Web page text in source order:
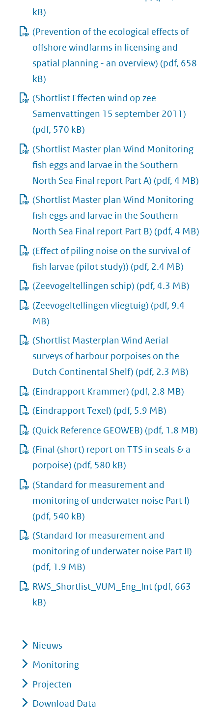
kB)
(Prevention of the ecological effects of
offshore windfarms in licensing and
spatial planning - an overview) (pdf, 658
kB)
(Shortlist Effecten wind op zee
Samenvattingen 15 september 2011)
(pdf, 570 kB)
(Shortlist Master plan Wind Monitoring
fish eggs and larvae in the Southern
North Sea Final report Part A) (pdf, 4 MB)
(Shortlist Master plan Wind Monitoring
fish eggs and larvae in the Southern
North Sea Final report Part B) (pdf, 4 MB)
(Effect of piling noise on the survival of
fish larvae (pilot study)) (pdf, 2.4 MB)
(Zeevogeltellingen schip) (pdf, 4.3 MB)
(Zeevogeltellingen vliegtuig) (pdf, 9.4
MB)
(Shortlist Masterplan Wind Aerial
surveys of harbour porpoises on the
Dutch Continental Shelf) (pdf, 2.3 MB)
(Eindrapport Krammer) (pdf, 2.8 MB)
(Eindrapport Texel) (pdf, 5.9 MB)
(Quick Reference GEOWEB) (pdf, 1.8 MB)
(Final (short) report on TTS in seals & a
porpoise) (pdf, 580 kB)
(Standard for measurement and
monitoring of underwater noise Part I)
(pdf, 540 kB)
(Standard for measurement and
monitoring of underwater noise Part II)
(pdf, 1.9 MB)
RWS_Shortlist_VUM_Eng_Int (pdf, 663
kB)
Nieuws
Monitoring
Projecten
Download Data